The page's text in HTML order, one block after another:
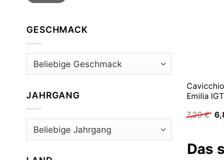
GESCHMACK
JAHRGANG
Emilia IGT
7,29€
Das